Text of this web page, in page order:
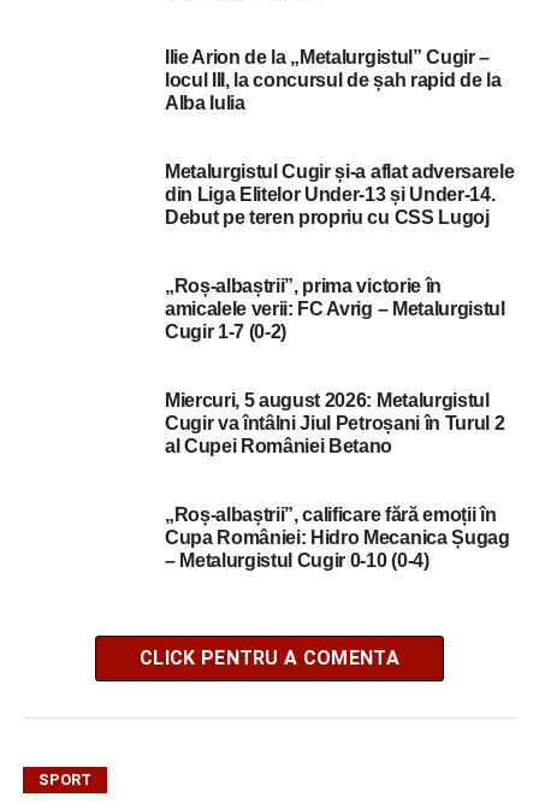
Ilie Arion de la „Metalurgistul” Cugir –
locul III, la concursul de șah rapid de la
Alba Iulia
Metalurgistul Cugir și-a aflat adversarele
din Liga Elitelor Under-13 și Under-14.
Debut pe teren propriu cu CSS Lugoj
„Roș-albaștrii”, prima victorie în
amicalele verii: FC Avrig – Metalurgistul
Cugir 1-7 (0-2)
Miercuri, 5 august 2026: Metalurgistul
Cugir va întâlni Jiul Petroșani în Turul 2
al Cupei României Betano
„Roș-albaștrii”, calificare fără emoții în
Cupa României: Hidro Mecanica Șugag
– Metalurgistul Cugir 0-10 (0-4)
CLICK PENTRU A COMENTA
SPORT